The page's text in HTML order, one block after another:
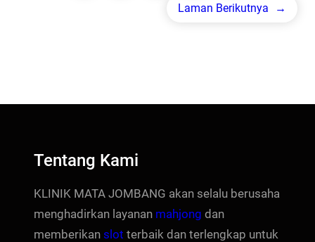
Laman Berikutnya →
Tentang Kami
KLINIK MATA JOMBANG akan selalu berusaha
menghadirkan layanan mahjong dan
memberikan slot terbaik dan terlengkap untuk